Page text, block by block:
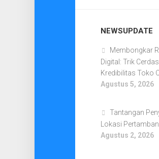
NEWSUPDATE
Membongkar
Digital: Trik
Kredibilitas Toko
Agustus 5, 2026
Tantangan
Lokasi
Agustus 2, 2026